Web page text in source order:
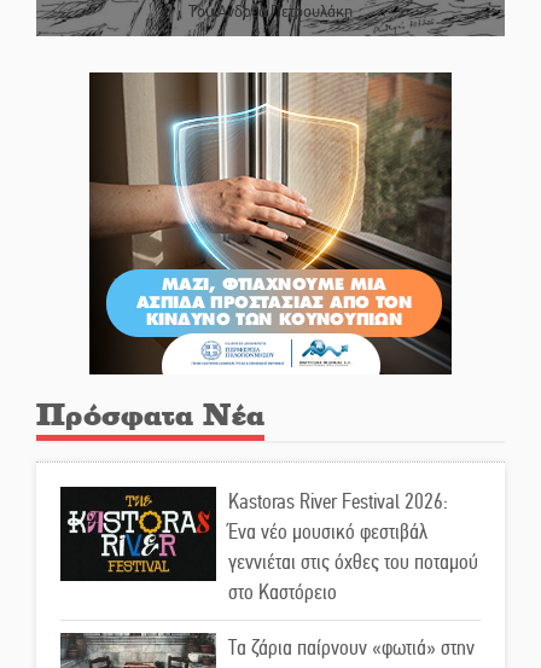
Του Ανδρέα Πετρουλάκη
Πρόσφατα Νέα
Kastoras River Festival 2026:
Ένα νέο μουσικό φεστιβάλ
γεννιέται στις όχθες του ποταμού
στο Καστόρειο
Τα ζάρια παίρνουν «φωτιά» στην